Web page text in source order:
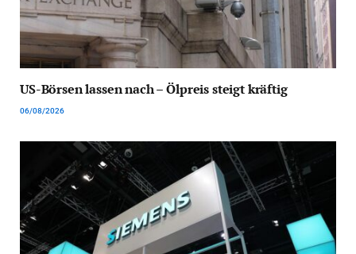
US-Börsen lassen nach – Ölpreis steigt kräftig
06/08/2026